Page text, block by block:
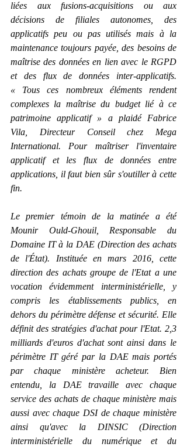
liées aux fusions-acquisitions ou aux
décisions de filiales autonomes, des
applicatifs peu ou pas utilisés mais à la
maintenance toujours payée, des besoins de
maîtrise des données en lien avec le RGPD
et des flux de données inter-applicatifs.
« Tous ces nombreux éléments rendent
complexes la maîtrise du budget lié à ce
patrimoine applicatif » a plaidé Fabrice
Vila, Directeur Conseil chez Mega
International. Pour maîtriser l'inventaire
applicatif et les flux de données entre
applications, il faut bien sûr s'outiller à cette
fin.
Le premier témoin de la matinée a été
Mounir Ould-Ghouil, Responsable du
Domaine IT à la DAE (Direction des achats
direction des achats groupe de l'Etat a une
vocation évidemment interministérielle, y
compris les établissements publics, en
dehors du périmètre défense et sécurité. Elle
définit des stratégies d'achat pour l'Etat. 2,3
milliards d'euros d'achat sont ainsi dans le
périmètre IT géré par la DAE mais portés
par chaque ministère acheteur. Bien
entendu, la DAE travaille avec chaque
service des achats de chaque ministère mais
aussi avec chaque DSI de chaque ministère
ainsi qu'avec la DINSIC (Direction
interministérielle du numérique et du